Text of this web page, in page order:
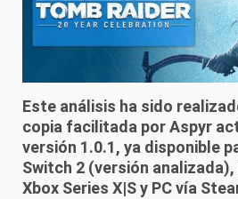
Este análisis ha sido
copia facilitada por Aspyr
versión 1.0.1, ya disponible
Switch 2 (versión
Xbox Series X|S y PC vía